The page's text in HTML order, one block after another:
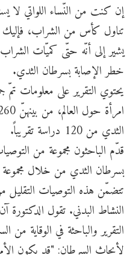
إن كنت من النّساء اللواتي
تناول كأس من الشراب، فإليك
يشير إلى أنّه حتّى كميّات الشراب
خطر الإصابة بسرطان الثدي.
الثدي من 120 دراسة تقريباً.
قدّم الباحثون مجموعة من
بسرطان الثدي من خلال مجموعة
تتضمّن هذه التوصيات التقليل
النشاط البدني. تقول الدكتورة
التقرير والباحثة في الوقاية
لأبحاث السرطان: "قد يكون